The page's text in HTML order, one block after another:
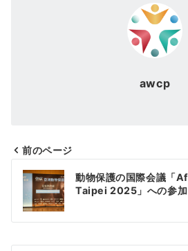
awcp
投
ナ
ビ
前のページ
動物保護の国際会議「
Taipei 2025」への参加